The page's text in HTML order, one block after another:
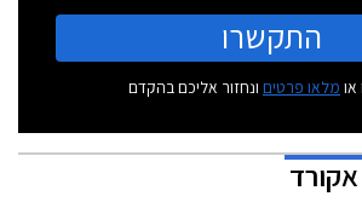
התקשרו
מלאו פרטים ונחזור אליכם בהקדם